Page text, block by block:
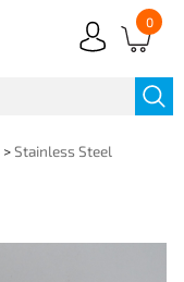
0
>Stainless Steel